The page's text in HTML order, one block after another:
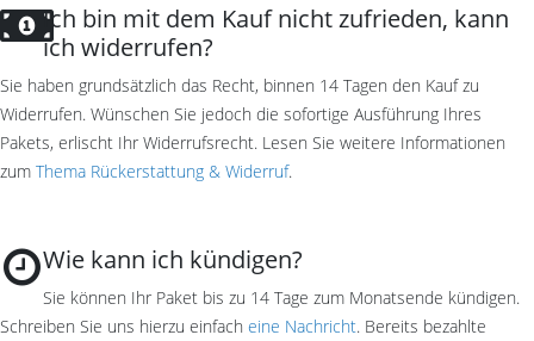
Ich bin mit dem Kauf nicht zufrieden, kann
ich widerrufen?
Sie haben grundsätzlich das Recht, binnen 14 Tagen den Kauf zu
Widerrufen. Wünschen Sie jedoch die sofortige Ausführung Ihres
Pakets, erlischt Ihr Widerrufsrecht. Lesen Sie weitere Informationen
zum Thema Rückerstattung & Widerruf.
Wie kann ich kündigen?
Sie können Ihr Paket bis zu 14 Tage zum Monatsende kündigen.
Schreiben Sie uns hierzu einfach eine Nachricht. Bereits bezahlte